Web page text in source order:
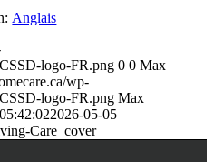
Anglais
logo-FR.png 0 0 Max
wp-
logo-FR.png Max
2026-05-05
Care_cover